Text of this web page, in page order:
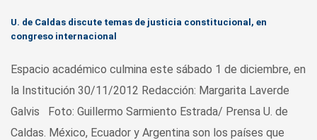
U. de Caldas discute temas de justicia constitucional, en
congreso internacional
Espacio académico culmina este sábado 1 de diciembre, en
la Institución 30/11/2012 Redacción: Margarita Laverde
Galvis Foto: Guillermo Sarmiento Estrada/ Prensa U. de
Caldas. México, Ecuador y Argentina son los países que